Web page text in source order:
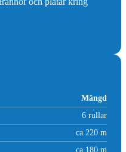
Mängd
6 rullar
ca 220 m
ca 180 m